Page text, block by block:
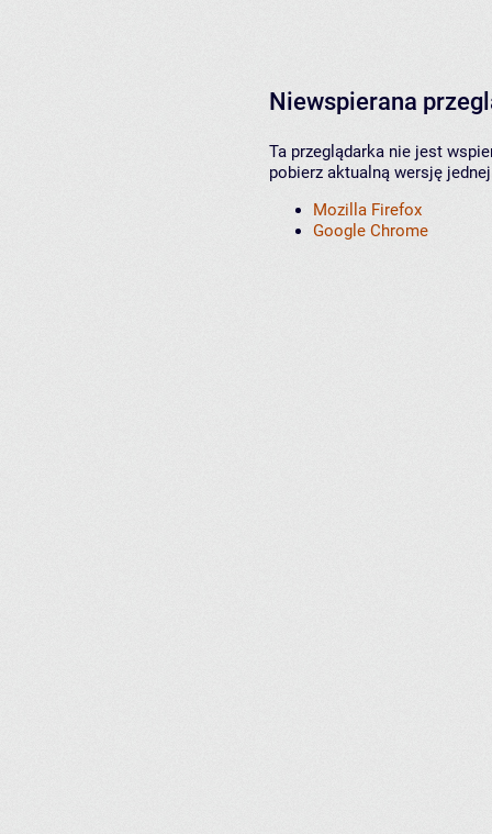
Niewspierana
Ta przeglądarka nie jest
pobierz aktualną wersję
Mozilla Firefox
Google Chrome